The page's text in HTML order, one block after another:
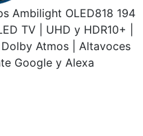
Ambilight OLED818 194
TV | UHD y HDR10+ |
Atmos | Altavoces
Google y Alexa